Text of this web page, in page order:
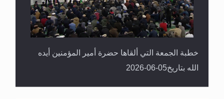
خطبة الجمعة التي ألقاها حضرة أمير المؤمنين أيده
الله بتاريخ05-06-2026